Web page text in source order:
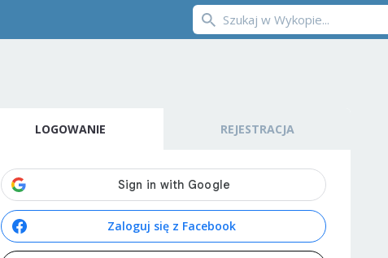
LOGOWANIE REJESTRACJA
Zaloguj się z Facebook